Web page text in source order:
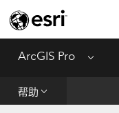
ArcGIS Pro Menu
帮助
工具参考